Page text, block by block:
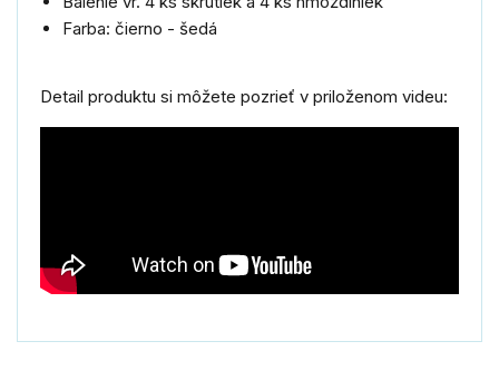
Farba: čierno - šedá
Detail produktu si môžete pozrieť v priloženom videu: